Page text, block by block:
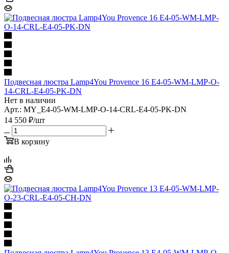
Подвесная люстра Lamp4You Provence 16 E4-05-WM-LMP-O-
14-CRL-E4-05-PK-DN
Нет в наличии
Арт.: MY_E4-05-WM-LMP-O-14-CRL-E4-05-PK-DN
14 550 ₽/шт
В корзину